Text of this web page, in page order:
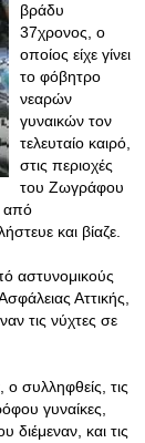
βράδυ
37χρονος, ο
οποίος είχε γίνει
το φόβητρο
νεαρών
γυναικών τον
τελευταίο καιρό,
στις περιοχές
του Ζωγράφου
από
και βίαζε.
αστυνομικούς
Αττικής,
τις νύχτες σε
συλληφθείς, τις
γυναίκες,
και τις